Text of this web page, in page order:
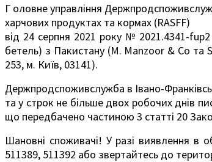
Г оловне управління
харчових продуктах та кормах (RASFF)
від 24 серпня 2021 року № 2021.4341-fup
бетель) з Пакистану (M. Manzoor & Co та
253, м. Київ, 03141).
Держпродспоживслужба в Івано-
та у строк не більше двох робочих днів
що передбачено частиною 3 статті 20
Шановні споживачі! У разі виявлення в
511389, 511392 або звертайтесь до